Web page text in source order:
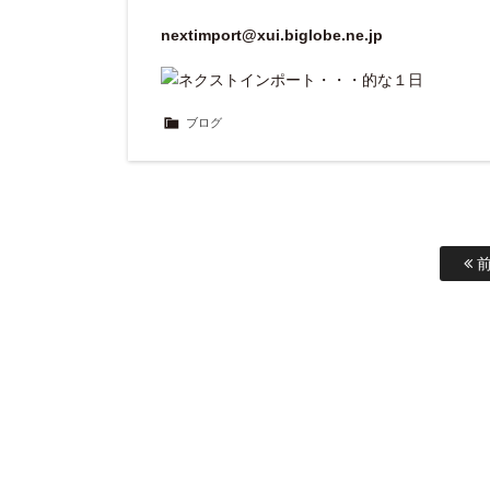
nextimport@xui.biglobe.ne.jp
ブログ